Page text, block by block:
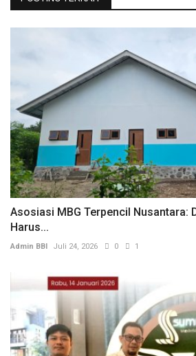
Asosiasi MBG Terpencil Nusantara:
Harus...
Admin BBI Juli 24, 2026 0 1